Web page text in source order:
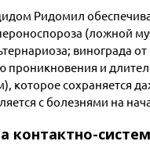
Ридомил
(ложной
винограда
проникновения и
которое сохраняется
с болезнями на
контактно-